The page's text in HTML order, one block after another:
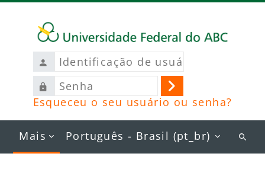
Ir para o conteúdo principal
Identificação
de
usuário
Senha
Acessar
Esqueceu o seu usuário ou senha?
Mais Português - Brasil ‎(pt_br)‎